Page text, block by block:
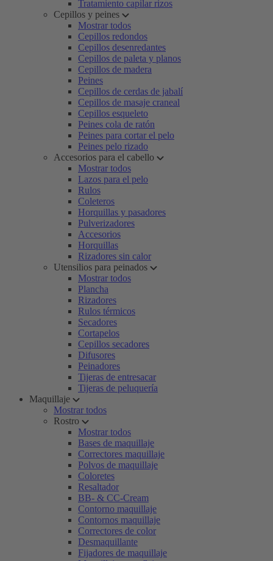
Tratamiento capilar rizos
Cepillos y peines
Mostrar todos
Cepillos redondos
Cepillos desenredantes
Cepillos de paleta y planos
Cepillos de madera
Peines
Cepillos de cerdas de jabalí
Cepillos de masaje craneal
Cepillos esqueleto
Peines cola de ratón
Peines para cortar el pelo
Peines pelo rizado
Accesorios para el cabello
Mostrar todos
Lazos para el pelo
Rulos
Coleteros
Horquillas y pasadores
Pulverizadores
Accesorios
Horquillas
Rizadores sin calor
Utensilios para peinados
Mostrar todos
Plancha
Rizadores
Rulos térmicos
Secadores
Cortapelos
Cepillos secadores
Difusores
Peinadores
Tijeras de entresacar
Tijeras de peluquería
Maquillaje
Mostrar todos
Rostro
Mostrar todos
Bases de maquillaje
Correctores maquillaje
Polvos de maquillaje
Coloretes
Resaltador
BB- & CC-Cream
Contorno maquillaje
Contornos maquillaje
Correctores de color
Desmaquillante
Fijadores de maquillaje